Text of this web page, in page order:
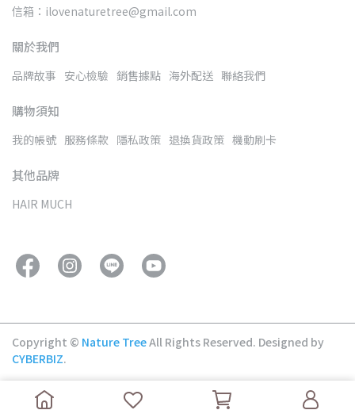
信箱：ilovenaturetree@gmail.com
關於我們
品牌故事 安心檢驗 銷售據點 海外配送 聯絡我們
購物須知
我的帳號 服務條款 隱私政策 退換貨政策 機動刷卡
其他品牌
HAIR MUCH
Copyright © Nature TreeAll Rights Reserved. Designed by
CYBERBIZ.